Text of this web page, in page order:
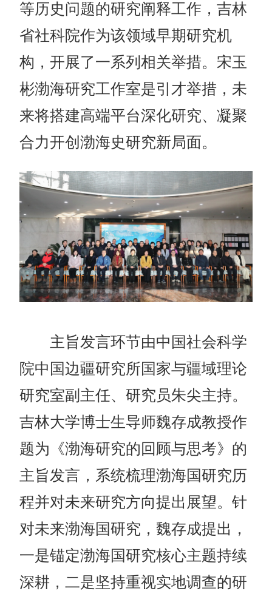
等历史问题的研究阐释工作，吉林
省社科院作为该领域早期研究机
构，开展了一系列相关举措。宋玉
彬渤海研究工作室是引才举措，未
来将搭建高端平台深化研究、凝聚
合力开创渤海史研究新局面。
主旨发言环节由中国社会科学
院中国边疆研究所国家与疆域理论
研究室副主任、研究员朱尖主持。
吉林大学博士生导师魏存成教授作
题为《渤海研究的回顾与思考》的
主旨发言，系统梳理渤海国研究历
程并对未来研究方向提出展望。针
对未来渤海国研究，魏存成提出，
一是锚定渤海国研究核心主题持续
深耕，二是坚持重视实地调查的研